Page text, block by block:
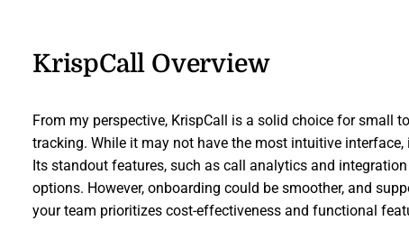
KrispCall Overview
From my perspective, KrispCall is a solid choice for small
tracking. While it may not have the most intuitive
Its standout features, such as call analytics and
options. However, onboarding could be smoother, and
your team prioritizes cost-effectiveness and functional